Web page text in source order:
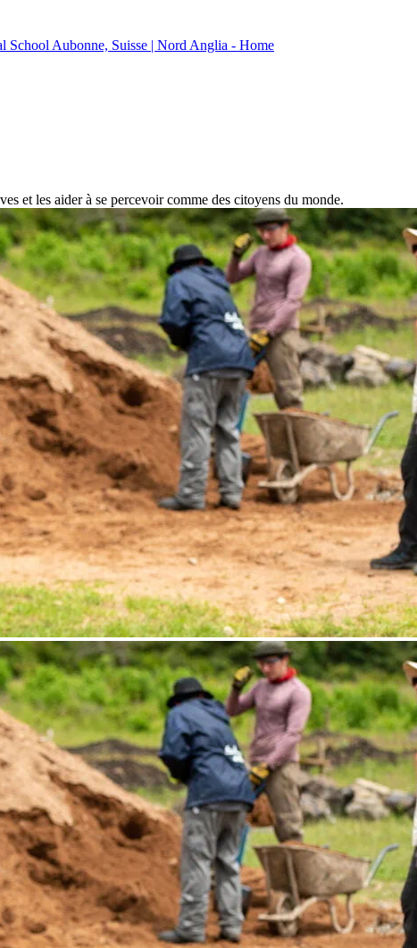
et les aider à se percevoir comme des citoyens du monde.